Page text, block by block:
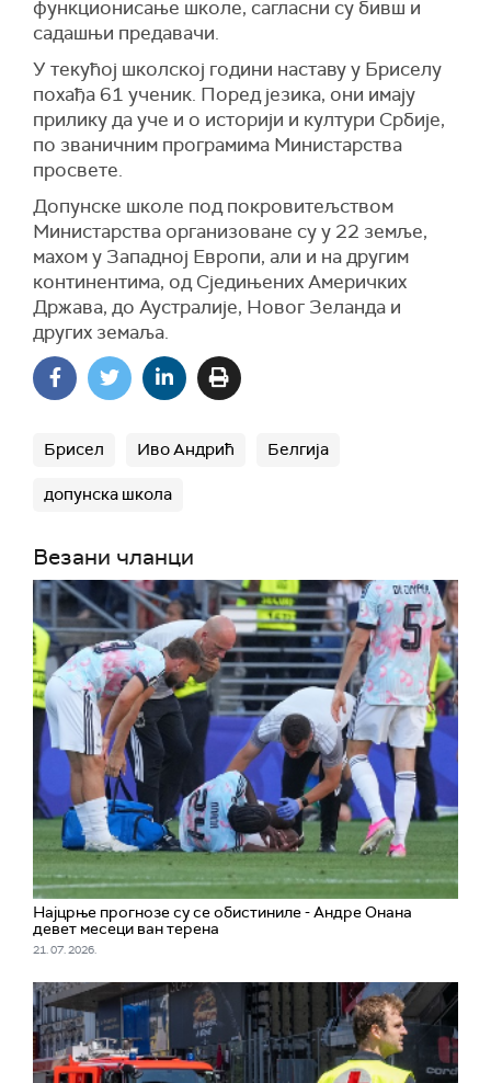
функционисање школе, сагласни су бивш и
садашњи предавачи.
У текућој школској години наставу у Бриселу
похађа 61 ученик. Поред језика, они имају
прилику да уче и о историји и култури Србије,
по званичним програмима Министарства
просвете.
Допунске школе под покровитељством
Министарства организоване су у 22 земље,
махом у Западној Европи, али и на другим
континентима, од Сједињених Америчких
Држава, до Аустралије, Новог Зеланда и
других земаља.
Брисел Иво Андрић Белгија
допунска школа
Везани чланци
Најцрње прогнозе су се обистиниле - Андре Онана
девет месеци ван терена
21. 07. 2026.